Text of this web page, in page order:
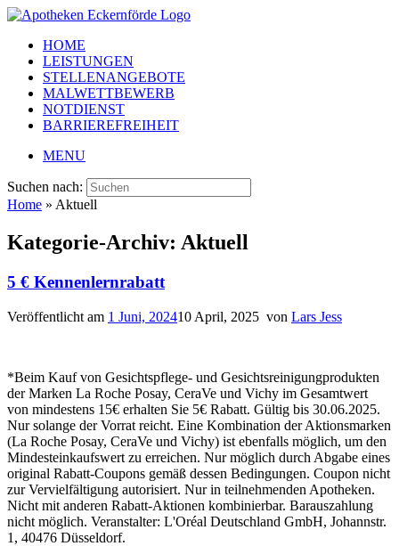
HOME
LEISTUNGEN
STELLENANGEBOTE
MALWETTBEWERB
NOTDIENST
BARRIEREFREIHEIT
MENU
Suchen nach:
Home » Aktuell
Kategorie-Archiv: Aktuell
5 € Kennenlernrabatt
Veröffentlicht am 1 Juni, 202410 April, 2025 von Lars Jess
*Beim Kauf von Gesichtspflege- und Gesichtsreinigungprodukten
der Marken La Roche Posay, CeraVe und Vichy im Gesamtwert
von mindestens 15€ erhalten Sie 5€ Rabatt. Gültig bis 30.06.2025.
Nur solange der Vorrat reicht. Eine Kombination der Aktionsmarken
(La Roche Posay, CeraVe und Vichy) ist ebenfalls möglich, um den
Mindesteinkaufswert zu erreichen. Nur möglich durch Abgabe eines
original Rabatt-Coupons gemäß dessen Bedingungen. Coupon nicht
zur Vervielfältigung autorisiert. Nur in teilnehmenden Apotheken.
Nicht mit anderen Rabatt-Aktionen kombinierbar. Barauszahlung
nicht möglich. Veranstalter: L'Oréal Deutschland GmbH, Johannstr.
1, 40476 Düsseldorf.